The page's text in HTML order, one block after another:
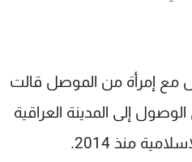
مع إمرأة من الموصل قالت
إلى المدينة العراقية
منذ 2014.